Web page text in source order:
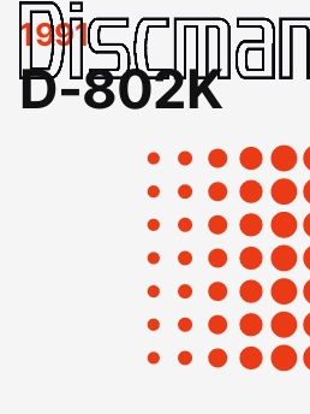
1991
D-802K